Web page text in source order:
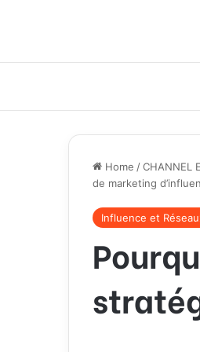
Home /CHANNEL
de marketing
Influence et